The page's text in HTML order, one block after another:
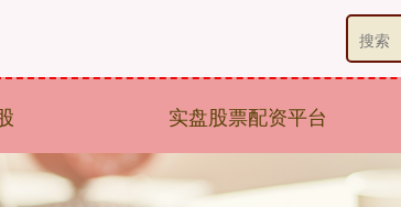
实盘股票配资平台